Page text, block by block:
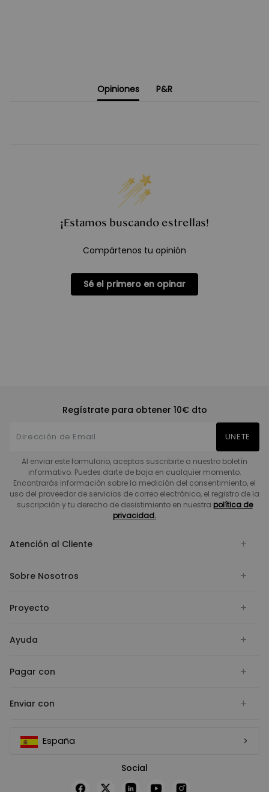
Opiniones P&R
¡Estamos buscando estrellas!
Compártenos tu opinión
Sé el primero en opinar
Regístrate para obtener 10€ dto
UNETE
Al enviar este formulario, aceptas suscribirte a nuestro boletín
informativo. Puedes darte de baja en cualquier momento.
Encontrarás información sobre la medición del consentimiento, el
uso del proveedor de servicios de correo electrónico, el registro de la
suscripción y tu derecho de desistimiento en nuestra política de
privacidad.
Atención al Cliente
Sobre Nosotros
Proyecto
Ayuda
Pagar con
Enviar con
España
Social